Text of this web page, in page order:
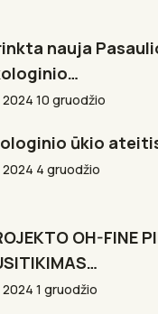
nauja
2024 10 gruodžio
ūkio
2024 4 gruodžio
OH-FINE
2024 1 gruodžio